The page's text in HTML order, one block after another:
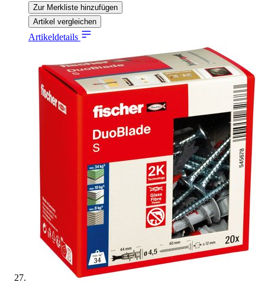
Zur Merkliste hinzufügen
Artikel vergleichen
Artikeldetails